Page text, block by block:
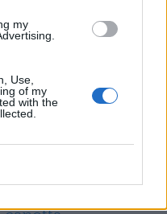
my
Use,
of my
with the
per rivendicare i
a un docente
una sentenza
“Zoccoletta”